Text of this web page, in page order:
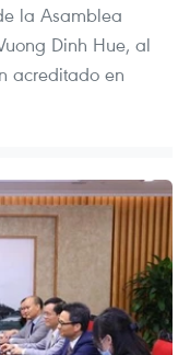
la Asamblea
Dinh Hue, al
acreditado en